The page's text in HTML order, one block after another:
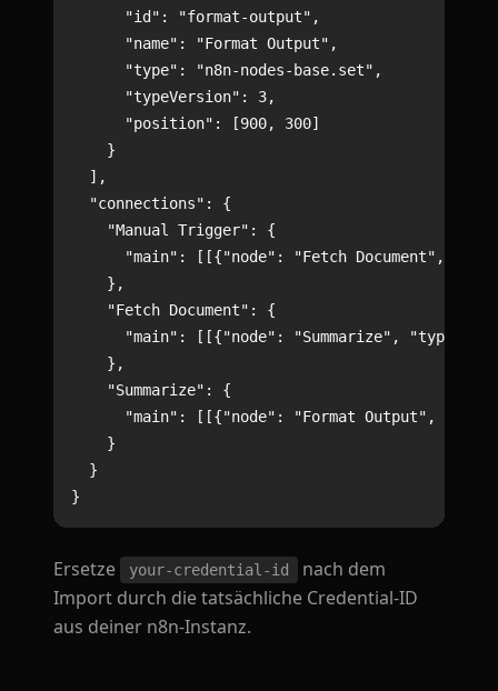
      "id": "format-output",
      "name": "Format Output",
      "type": "n8n-nodes-base.set",
      "typeVersion": 3,
      "position": [900, 300]
    }
  ],
  "connections": {
    "Manual Trigger": {
"main": [[{"node": "Fetch Document",
    },
    "Fetch Document": {
"main": [[{"node": "Summarize", "type":
    },
    "Summarize": {
"main": [[{"node": "Format Output",
    }
  }
Ersetze your-credential-id
nach dem
Import durch die tatsächliche Credential-ID
aus deiner n8n-Instanz.